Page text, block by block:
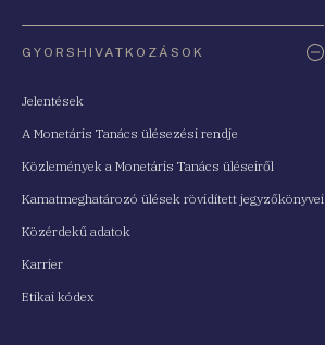
GYORSHIVATKOZÁSOK
Jelentések
A Monetáris Tanács ülésezési rendje
Közlemények a Monetáris Tanács üléseiről
Kamatmeghatározó ülések rövidített jegyzőkönyvei
Közérdekű adatok
Karrier
Etikai kódex